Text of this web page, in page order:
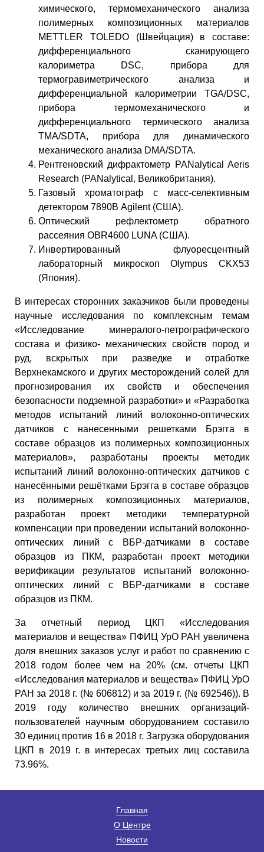
химического, термомеханического анализа
полимерных композиционных материалов
METTLER TOLEDO (Швейцация) в составе:
дифференциального сканирующего
калориметра DSC, прибора для
термогравиметрического анализа и
дифференциальной калориметрии TGA/DSC,
прибора термомеханического и
дифференциального термического анализа
TMA/SDTA, прибора для динамического
механического анализа DMA/SDTA.
Рентгеновский дифрактометр PANalytical Aeris
Research (PANalytical, Великобритания).
Газовый хроматограф с масс-селективным
детектором 7890В Agilent (США).
Оптический рефлектометр обратного
рассеяния OBR4600 LUNA (США).
Инвертированный флуоресцентный
лабораторный микроскоп Olympus CKX53
(Япония).
В интересах сторонних заказчиков были проведены
научные исследования по комплексным темам
«Исследование минералого-петрографического
состава и физико- механических свойств пород и
руд, вскрытых при разведке и отработке
Верхнекамского и других месторождений солей для
прогнозирования их свойств и обеспечения
безопасности подземной разработки» и «Разработка
методов испытаний линий волоконно-оптических
датчиков с нанесенными решетками Брэгга в
составе образцов из полимерных композиционных
материалов», разработаны проекты методик
испытаний линий волоконно-оптических датчиков с
нанесёнными решётками Брэгга в составе образцов
из полимерных композиционных материалов,
разработан проект методики температурной
компенсации при проведении испытаний волоконно-
оптических линий с ВБР-датчиками в составе
образцов из ПКМ, разработан проект методики
верификации результатов испытаний волоконно-
оптических линий с ВБР-датчиками в составе
образцов из ПКМ.
За отчетный период ЦКП «Исследования
материалов и вещества» ПФИЦ УрО РАН увеличена
доля внешних заказов услуг и работ по сравнению с
2018 годом более чем на 20% (см. отчеты ЦКП
«Исследования материалов и вещества» ПФИЦ УрО
РАН за 2018 г. (№ 606812) и за 2019 г. (№ 692546)). В
2019 году количество внешних организаций-
пользователей научным оборудованием составило
30 единиц против 16 в 2018 г. Загрузка оборудования
ЦКП в 2019 г. в интересах третьих лиц составила
73.96%.
Главная
О Центре
Новости